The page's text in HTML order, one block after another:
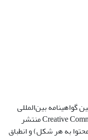
گواهینامه بین‌المللی
Creative Commons Attribution 4.0 International License منتشر
به هر شکل) و انطباق